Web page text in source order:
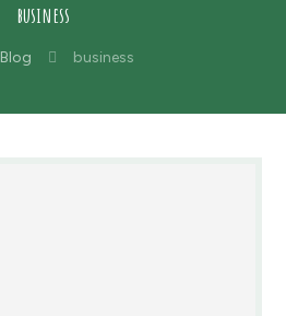
business
Blog business